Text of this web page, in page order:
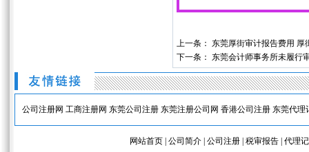
上一条： 东莞厚街审计报告费用 厚
下一条： 东莞会计师事务所未履行
公司注册网 工商注册网 东莞公司注册 东莞注册公司网 香港公司注册 东莞代理
网站首页 公司简介 公司注册 税审报告 代理